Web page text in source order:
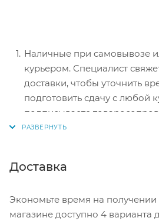
Наличные при самовывозе
курьером. Специалист
доставки, чтобы уточнить
подготовить сдачу с любой
подписываете
документы, вносите
перенаправит вас на сервер
Доставка
Экономьте время на получении
магазине доступно 4 варианта